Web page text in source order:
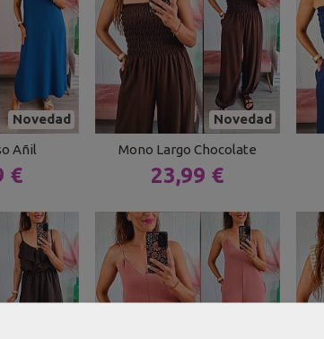
Novedad
Añil
€
Novedad
Mono Largo Chocolate
23,99 €